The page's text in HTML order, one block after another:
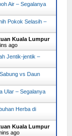
Air – Segalanya
Pokok Selasih –
Kuala Lumpur
ago
Jentik-jentik –
vs Daun
Ular – Segalanya
Herba di
Kuala Lumpur
ago